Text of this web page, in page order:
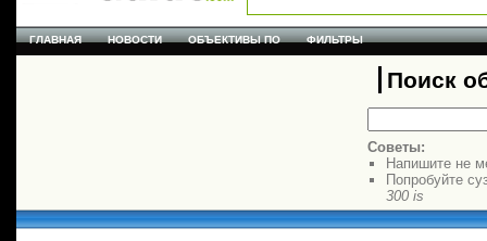
ГЛАВНАЯ НОВОСТИ ОБЪЕКТИВЫ ПО ФИЛЬТРЫ
Поиск
Советы:
Напишите не
Попробуйте
300 is